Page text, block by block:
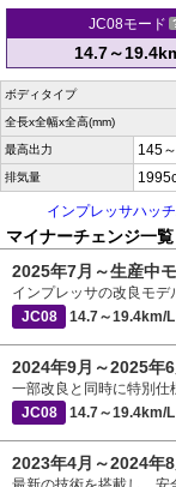
JC08モード
14.7～
ボディタイプ
全長x全幅x全高(mm)
最高出力 145
排気量
インプレッサハッ
マイナーチェンジ一覧
2025年7月～生産中
インプレッサの改良モデ
JC08
14.7～19.4km/L
2024年9月～2025年
一部改良と同時に特別仕
JC08
14.7～19.4km/L
2023年4月～2024年